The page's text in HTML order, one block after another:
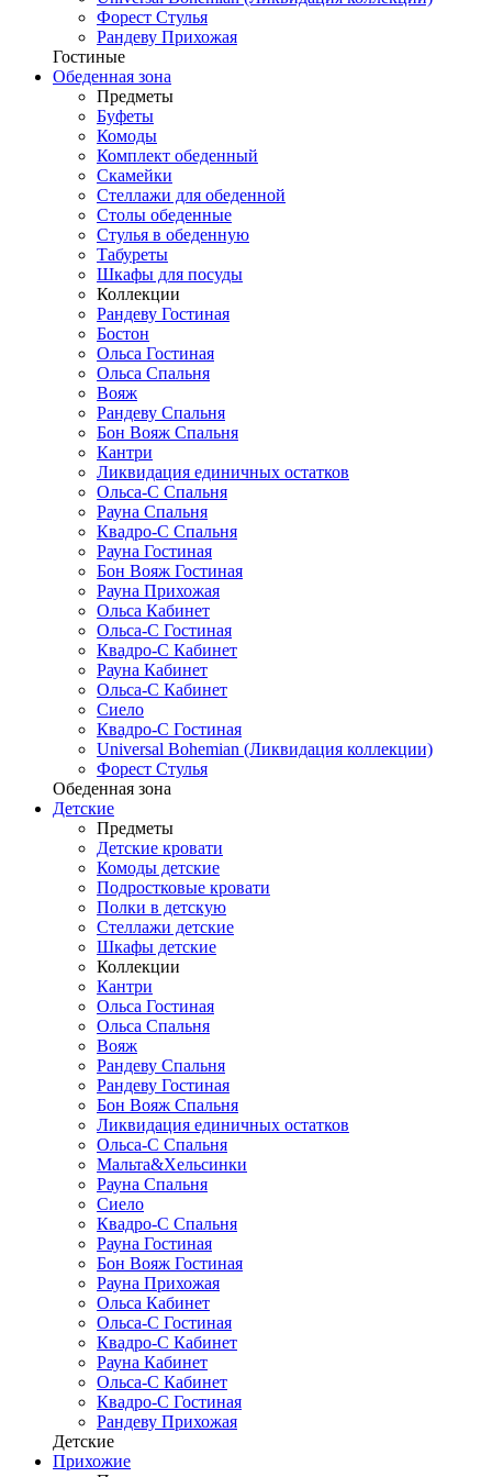
Форест Стулья
Рандеву Прихожая
Гостиные
Обеденная зона
Предметы
Буфеты
Комоды
Комплект обеденный
Скамейки
Стеллажи для обеденной
Столы обеденные
Стулья в обеденную
Табуреты
Шкафы для посуды
Коллекции
Рандеву Гостиная
Бостон
Ольса Гостиная
Ольса Спальня
Вояж
Рандеву Спальня
Бон Вояж Спальня
Кантри
Ликвидация единичных остатков
Ольса-С Спальня
Рауна Спальня
Квадро-С Спальня
Рауна Гостиная
Бон Вояж Гостиная
Рауна Прихожая
Ольса Кабинет
Ольса-С Гостиная
Квадро-С Кабинет
Рауна Кабинет
Ольса-С Кабинет
Сиело
Квадро-С Гостиная
Universal Bohemian (Ликвидация коллекции)
Форест Стулья
Обеденная зона
Детские
Предметы
Детские кровати
Комоды детские
Подростковые кровати
Полки в детскую
Стеллажи детские
Шкафы детские
Коллекции
Кантри
Ольса Гостиная
Ольса Спальня
Вояж
Рандеву Спальня
Рандеву Гостиная
Бон Вояж Спальня
Ликвидация единичных остатков
Ольса-С Спальня
Мальта&Хельсинки
Рауна Спальня
Сиело
Квадро-С Спальня
Рауна Гостиная
Бон Вояж Гостиная
Рауна Прихожая
Ольса Кабинет
Ольса-С Гостиная
Квадро-С Кабинет
Рауна Кабинет
Ольса-С Кабинет
Квадро-С Гостиная
Рандеву Прихожая
Детские
Прихожие